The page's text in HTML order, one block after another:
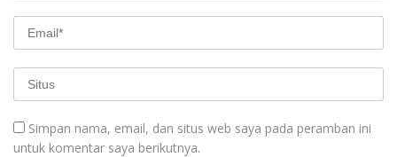
Simpan nama, email, dan situs web saya pada peramban ini
untuk komentar saya berikutnya.